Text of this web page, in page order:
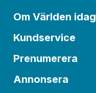
Om Världen idag
Kundservice
Prenumerera
Annonsera